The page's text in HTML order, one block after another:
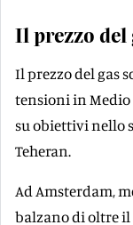
Il prezzo del
Il prezzo del gas
tensioni in Medio
su obiettivi nello
Teheran.
Ad Amsterdam,
balzano di oltre il